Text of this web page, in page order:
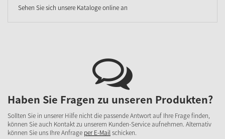
Sehen Sie sich unsere Kataloge online an
Haben Sie Fragen zu unseren Produkten?
Sollten Sie in unserer Hilfe nicht die passende Antwort auf Ihre Frage finden,
können Sie auch Kontakt zu unserem Kunden-Service aufnehmen. Alternativ
können Sie uns Ihre Anfrage per E-Mailschicken.